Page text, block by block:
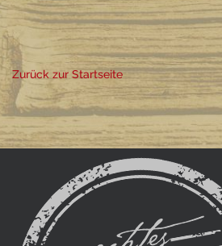
Zurück zur Startseite